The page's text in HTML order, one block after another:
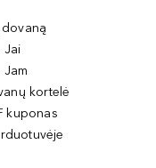
Jai
kortelė
kuponas